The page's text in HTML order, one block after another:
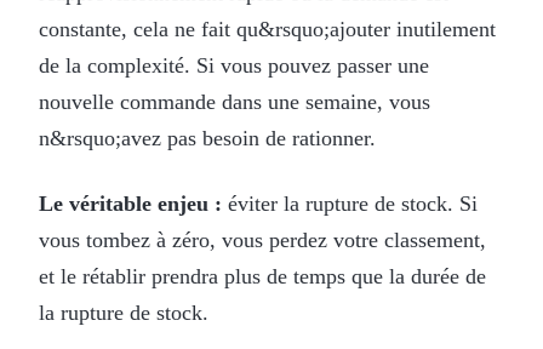
constante, cela ne fait qu&rsquo;ajouter inutilement
de la complexité. Si vous pouvez passer une
nouvelle commande dans une semaine, vous
n&rsquo;avez pas besoin de rationner.
Le véritable enjeu : éviter la rupture de stock. Si
vous tombez à zéro, vous perdez votre classement,
et le rétablir prendra plus de temps que la durée de
la rupture de stock.